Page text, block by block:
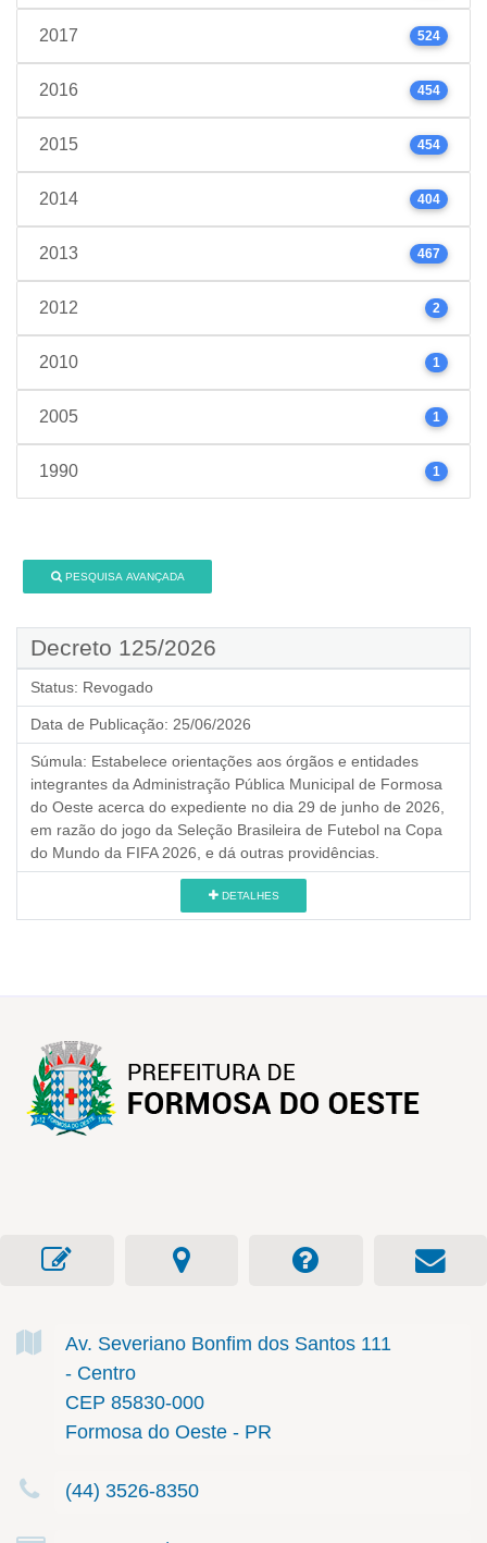
2017 524
2016 454
2015 454
2014 404
2013 467
2012 2
2010 1
2005 1
1990 1
PESQUISA AVANÇADA
Decreto 125/2026
Status: Revogado
Data de Publicação: 25/06/2026
Súmula: Estabelece orientações aos órgãos e entidades
integrantes da Administração Pública Municipal de Formosa
do Oeste acerca do expediente no dia 29 de junho de 2026,
em razão do jogo da Seleção Brasileira de Futebol na Copa
do Mundo da FIFA 2026, e dá outras providências.
DETALHES
Av. Severiano Bonfim dos Santos 111
- Centro
CEP 85830-000
Formosa do Oeste - PR
(44) 3526-8350